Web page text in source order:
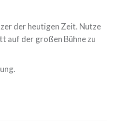
der heutigen Zeit. Nutze
auf der großen Bühne zu